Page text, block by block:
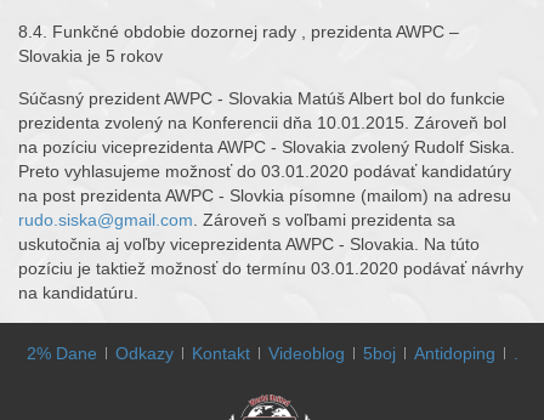
8.4. Funkčné obdobie dozornej rady , prezidenta AWPC –
Slovakia je 5 rokov
Súčasný prezident AWPC - Slovakia Matúš Albert bol do funkcie
prezidenta zvolený na Konferencii dňa 10.01.2015. Zároveň bol
na pozíciu viceprezidenta AWPC - Slovakia zvolený Rudolf Siska.
Preto vyhlasujeme možnosť do 03.01.2020 podávať kandidatúry
na post prezidenta AWPC - Slovkia písomne (mailom) na adresu
rudo.siska@gmail.com . Zároveň s voľbami prezidenta sa
uskutočnia aj voľby viceprezidenta AWPC - Slovakia. Na túto
pozíciu je taktiež možnosť do termínu 03.01.2020 podávať návrhy
na kandidatúru.
2% Dane Odkazy Kontakt Videoblog 5boj Antidoping